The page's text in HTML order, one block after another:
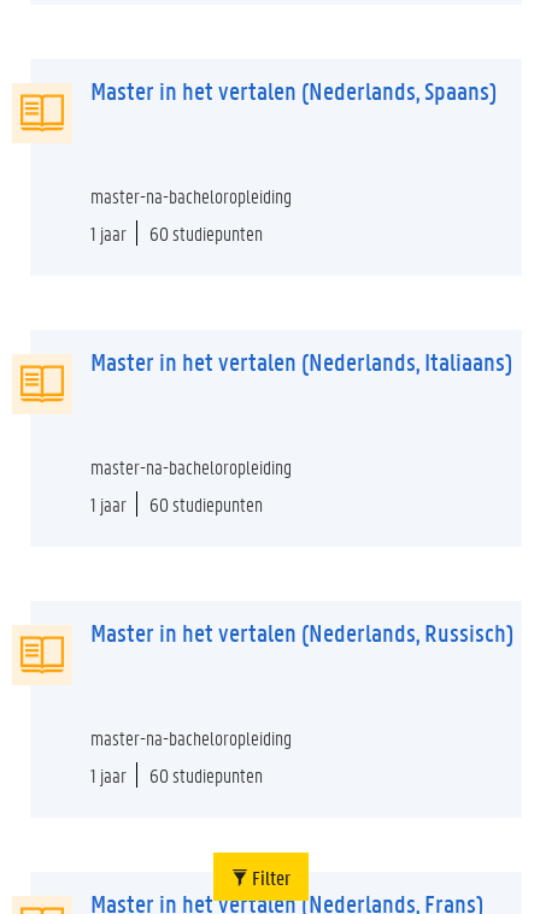
Master in het vertalen (Nederlands, Spaans)
master-na-bacheloropleiding
1 jaar
60 studiepunten
Master in het vertalen (Nederlands, Italiaans)
master-na-bacheloropleiding
1 jaar
60 studiepunten
Master in het vertalen (Nederlands, Russisch)
master-na-bacheloropleiding
1 jaar
60 studiepunten
Master in het vertalen (Nederlands, Frans)
Filter